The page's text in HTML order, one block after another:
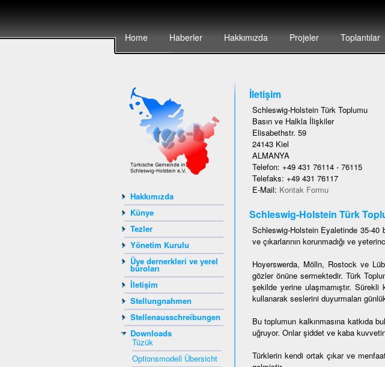
Home Haberler Hakkımızda Projeler Toplantılar
Hakkımızda
Künye
Tezler
Yönetim Kurulu
Üye dernerkleri ve yerel
büroları
İletişim
Stellungnahmen
Stellenausschreibungen
Downloads
Tüzük
Optionsmodell Übersicht
İletişim
Schleswig-Holstein Türk Toplumu
Basın ve Halkla İlişkiler
Elisabethstr. 59
24143 Kiel
ALMANYA
Telefon: +49 431 76114 - 76115
Telefaks: +49 431 76117
E-Mail: Kontak Formu
Schleswig-Holstein Türk
Schleswig-Holstein Eyaletinde 35-40
ve çıkarlarının korunmadığı ve
Hoyerswerda, Mölln, Rostock ve
gözler önüne sermektedir. Türk
şekilde yerine ulaşmamıştır.
kullanarak seslerini duyurmaları
Bu toplumun kalkınmasına katkıda
uğruyor. Onlar şiddet ve kaba
Türklerin kendi ortak çıkar ve